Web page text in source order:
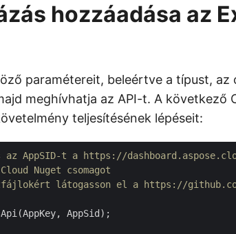
hozzáadása az
paramétereit, beleértve a típust, az
meghívhatja az API-t. A következő
teljesítésének lépéseit:
az AppSID-t a https://
Nuget csomagot
látogasson el a https://